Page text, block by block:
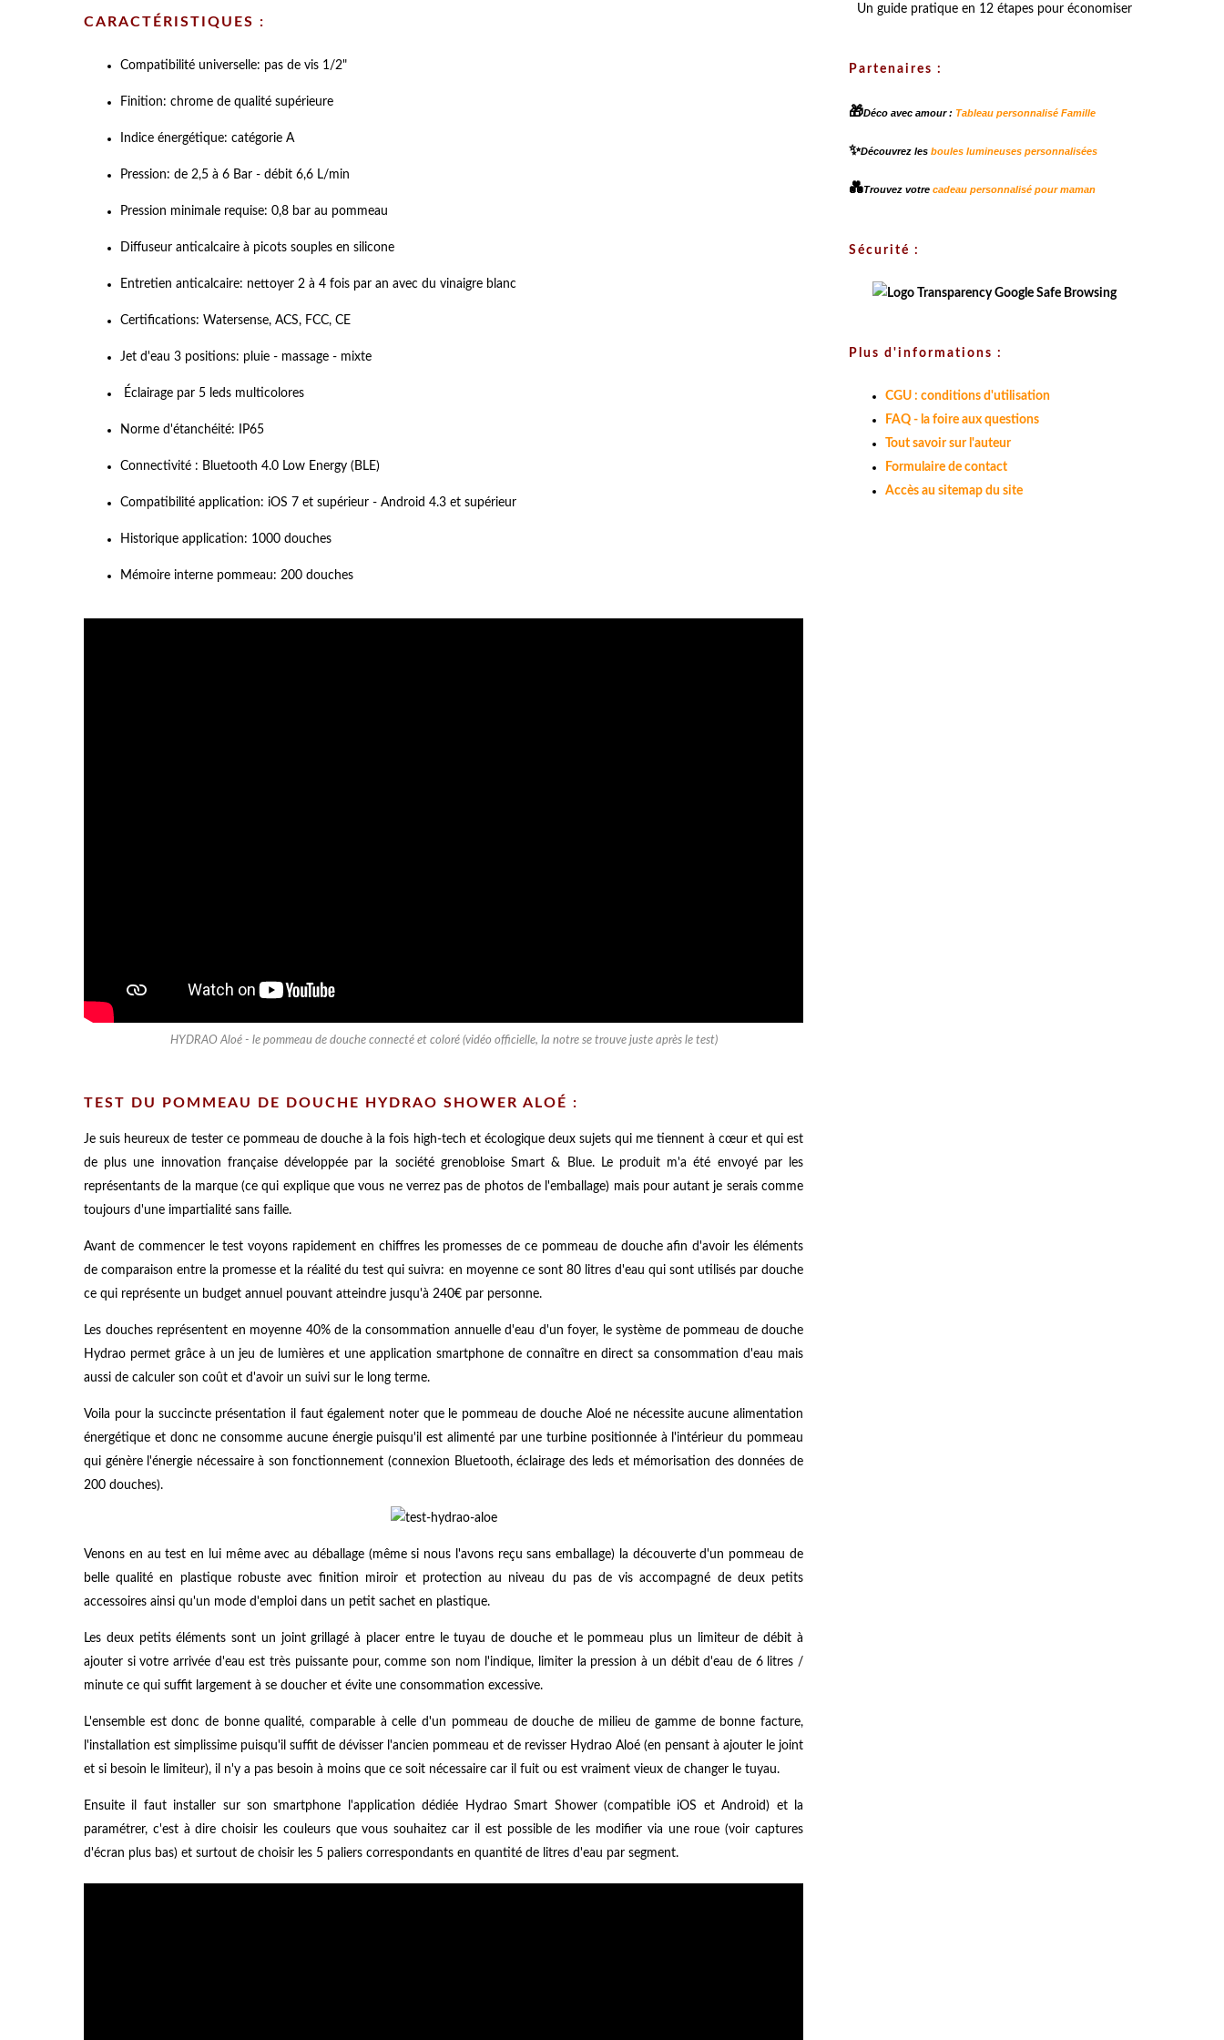
CARACTÉRISTIQUES :
Compatibilité universelle: pas de vis 1/2"
Finition: chrome de qualité supérieure
Indice énergétique: catégorie A
Pression: de 2,5 à 6 Bar - débit 6,6 L/min
Pression minimale requise: 0,8 bar au pommeau
Diffuseur anticalcaire à picots souples en silicone
Entretien anticalcaire: nettoyer 2 à 4 fois par an avec du vinaigre blanc
Certifications: Watersense, ACS, FCC, CE
Jet d'eau 3 positions: pluie - massage - mixte
Éclairage par 5 leds multicolores
Norme d'étanchéité: IP65
Connectivité : Bluetooth 4.0 Low Energy (BLE)
Compatibilité application: iOS 7 et supérieur - Android 4.3 et supérieur
Historique application: 1000 douches
Mémoire interne pommeau: 200 douches
HYDRAO Aloé - le pommeau de douche connecté et coloré (vidéo officielle, la notre se trouve juste après le test)
TEST DU POMMEAU DE DOUCHE HYDRAO SHOWER ALOÉ :
Je suis heureux de tester ce pommeau de douche à la fois high-tech et écologique deux sujets qui me tiennent à cœur et qui est
de plus une innovation française développée par la société grenobloise Smart & Blue. Le produit m'a été envoyé par les
représentants de la marque (ce qui explique que vous ne verrez pas de photos de l'emballage) mais pour autant je serais comme
toujours d'une impartialité sans faille.
Avant de commencer le test voyons rapidement en chiffres les promesses de ce pommeau de douche afin d'avoir les éléments
de comparaison entre la promesse et la réalité du test qui suivra: en moyenne ce sont 80 litres d'eau qui sont utilisés par douche
ce qui représente un budget annuel pouvant atteindre jusqu'à 240€ par personne.
Les douches représentent en moyenne 40% de la consommation annuelle d'eau d'un foyer, le système de pommeau de douche
Hydrao permet grâce à un jeu de lumières et une application smartphone de connaître en direct sa consommation d'eau mais
aussi de calculer son coût et d'avoir un suivi sur le long terme.
Voila pour la succincte présentation il faut également noter que le pommeau de douche Aloé ne nécessite aucune alimentation
énergétique et donc ne consomme aucune énergie puisqu'il est alimenté par une turbine positionnée à l'intérieur du pommeau
qui génère l'énergie nécessaire à son fonctionnement (connexion Bluetooth, éclairage des leds et mémorisation des données de
200 douches).
Venons en au test en lui même avec au déballage (même si nous l'avons reçu sans emballage) la découverte d'un pommeau de
belle qualité en plastique robuste avec finition miroir et protection au niveau du pas de vis accompagné de deux petits
accessoires ainsi qu'un mode d'emploi dans un petit sachet en plastique.
Les deux petits éléments sont un joint grillagé à placer entre le tuyau de douche et le pommeau plus un limiteur de débit à
ajouter si votre arrivée d'eau est très puissante pour, comme son nom l'indique, limiter la pression à un débit d'eau de 6 litres /
minute ce qui suffit largement à se doucher et évite une consommation excessive.
L'ensemble est donc de bonne qualité, comparable à celle d'un pommeau de douche de milieu de gamme de bonne facture,
l'installation est simplissime puisqu'il suffit de dévisser l'ancien pommeau et de revisser Hydrao Aloé (en pensant à ajouter le joint
et si besoin le limiteur), il n'y a pas besoin à moins que ce soit nécessaire car il fuit ou est vraiment vieux de changer le tuyau.
Ensuite il faut installer sur son smartphone l'application dédiée Hydrao Smart Shower (compatible iOS et Android) et la
paramétrer, c'est à dire choisir les couleurs que vous souhaitez car il est possible de les modifier via une roue (voir captures
d'écran plus bas) et surtout de choisir les 5 paliers correspondants en quantité de litres d'eau par segment.
Un guide pratique en 12 étapes pour économiser
Partenaires :
🎁Déco avec amour : Tableau personnalisé Famille
✨Découvrez les boules lumineuses personnalisées
💑Trouvez votre cadeau personnalisé pour maman
Sécurité :
Plus d'informations :
CGU : conditions d'utilisation
FAQ - la foire aux questions
Tout savoir sur l'auteur
Formulaire de contact
Accès au sitemap du site